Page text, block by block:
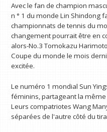
Avec le fan de champion
n ° 1 du monde Lin Shindong
championnats de tennis du
changement pourrait être en
alors-No.3 Tomokazu
Coupe du monde le mois
excitée.
Le numéro 1 mondial Sun
féminins, partageant la même
Leurs compatriotes Wang
séparées de l'autre côté du